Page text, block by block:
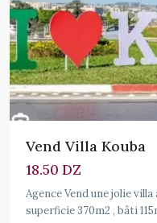
Vend Villa Kouba
18.50 DZ
Agence Vend une jolie
superficie 370m2 , bâti